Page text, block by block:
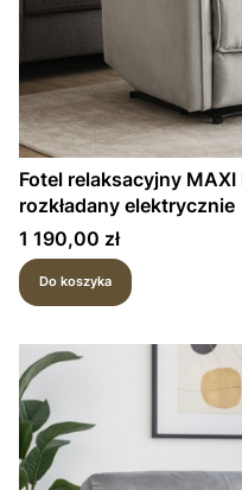
Fotel relaksacyjny
rozkładany elektrycznie
Cena
1 190,00 zł
Do koszyka